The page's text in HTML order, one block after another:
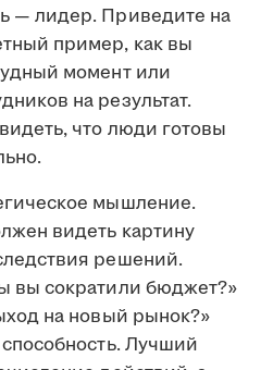
— лидер. Приведите на
пример, как вы
момент или
на результат.
что люди готовы
мышление.
видеть картину
решений.
вы сократили бюджет?»
на новый рынок?»
Лучший